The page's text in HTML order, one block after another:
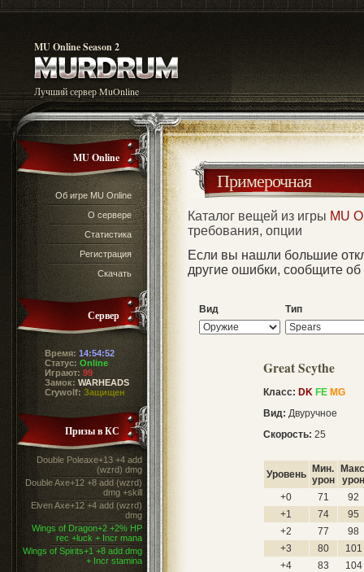
MU Online Season 2
Лучший сервер MuOnline
MU Online
Об игре MU Online
О сервере
Статистика
Регистрация
Скачать
Сервер
Время: 14:54:52
Статус: Online
Играют: 99
Замок: WARHEADS
Crywolf: Защищен
Призы в КС
Double Poleaxe+13 +4 add
(wzrd) dmg
Double Axe+12 +8 add (wzrd)
dmg +skill
Elven Axe+12 +4 add (wzrd)
dmg
Wings of Dragon+2 +2% HP
rec +luck + Incr mana
Wings of Spirits+1 +8 add dmg
+ Incr stamina
Примерочная
Каталог вещей из игры MU
требования, опции
Если вы нашли большие
другие ошибки, сообщите
Вид Тип
Great Scythe
Класс: DK FE MG
Вид: Двуручное
Скорость: 25
Уровень
Мин.
урон
урон
+0
71
92
+1
74
95
+2
77
98
+3
80
101
+4
83
104